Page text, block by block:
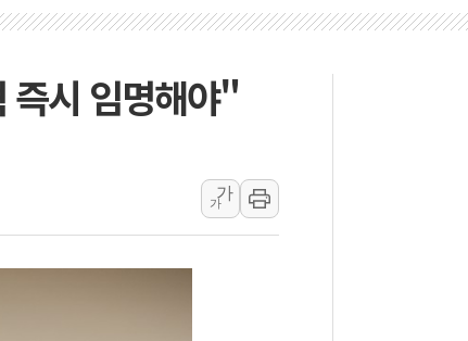
연일 폭염에 온열질환 사망 23명…정부, 비상대
인제 용대리 계곡서 수위 상승으로 피서객 7명
동해시, 11~14일 '별똥별 멍' 운영…페르세우스
청양 밭에서 일하던 90대 숨져…온열질환 여부
폭염에 車 운전면허 기능시험 오전 집중 편성…
李대통령, 'ISA·주가누르기 방지법' 전면 재검토
'호우 특보' 경북 울진 시간당 20~30mm 강한 비
즉시 임명해야"
가
가